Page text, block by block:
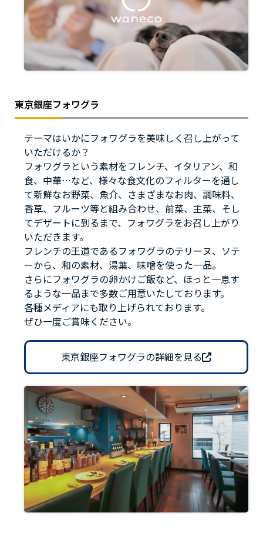
東京銀座フォワグラ
テーマはいかにフォワグラを美味しく召し上がって
いただけるか？
フォワグラという素材をフレンチ、イタリアン、和
食、中華…など、様々な食文化のフィルターを通し
て新鮮なお野菜、魚介、さまざまなお肉、調味料、
香草、フルーツ等と組み合わせ、前菜、主菜、そし
てデザートに到るまで、フォワグラをお召し上がり
いただきます。
フレンチの王道であるフォワグラのテリーヌ、ソテ
ーから、和の素材、湯葉、味噌を使った一品。
さらにフォワグラの卵かけご飯など、ほっと一息す
るような一品まで多数ご用意いたしております。
各種メディアにも取り上げられております。
ぜひ一度ご賞味ください。
東京銀座フォワグラの詳細を見る